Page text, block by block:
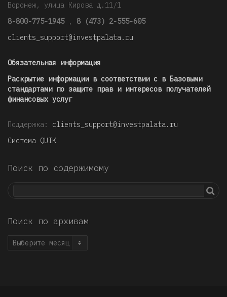
Воронеж, улица Кирова д.11/1
8-800-775-1945 , 8 (473) 2-555-605
clients_support@investpalata.ru
Обязательная информация
Раскрытие информации в соответствии с в Базовыми
стандартами по защите прав и интересов получателей
финансовых услуг
Поддержка: clients_support@investpalata.ru
Система QUIK
Поиск по содержимому
Поиск по архивам
Поиск